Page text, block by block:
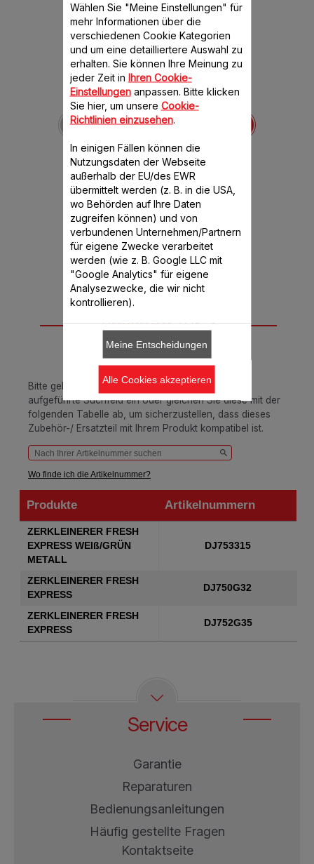
Raspelgehäuse SS-
193075
aufgeräumt sind
CHF 11.00
Produkt derzeit nicht verfügbar,
benachrichtigen Sie mich
Passend für 3
Produkt(e)
Bitte geben Sie Ihre Artikelnummer in das unten
aufgeführte Suchfeld ein oder gleichen Sie diese mit der
folgenden Tabelle ab, um sicherzustellen, dass dieses
Zubehör-/ Ersatzteil mit Ihrem Produkt kompatibel ist.
Wo finde ich die Artikelnummer?
Produkte
Artikelnummern
Produkte
ZERKLEINERER FRESH
EXPRESS WEIß/GRÜN
METALL
DJ753315
ZERKLEINERER FRESH
EXPRESS
DJ750G32
ZERKLEINERER FRESH
EXPRESS
DJ752G35
Service
Garantie
Reparaturen
Bedienungsanleitungen
Häufig gestellte Fragen
Kontaktseite
Wählen Sie "Meine Einstellungen" für
mehr Informationen über die
verschiedenen Cookie Kategorien
und um eine detailliertere Auswahl zu
erhalten. Sie können Ihre Meinung zu
jeder Zeit in Ihren Cookie-
Einstellungenanpassen. Bitte klicken
Sie hier, um unsere Cookie-
Richtlinien einzusehen.
In einigen Fällen können die
Nutzungsdaten der Webseite
außerhalb der EU/des EWR
übermittelt werden (z. B. in die USA,
wo Behörden auf Ihre Daten
zugreifen können) und von
verbundenen Unternehmen/Partnern
für eigene Zwecke verarbeitet
werden (wie z. B. Google LLC mit
"Google Analytics" für eigene
Analysezwecke, die wir nicht
kontrollieren).
Meine Entscheidungen
Alle Cookies akzeptieren